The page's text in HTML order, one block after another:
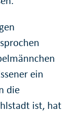
ein
die
ist, hat